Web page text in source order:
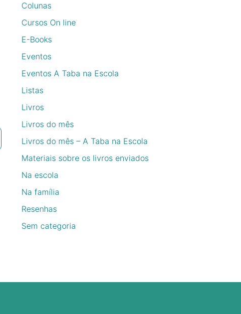
Colunas
Cursos On line
E-Books
Eventos
Eventos A Taba na Escola
Listas
Livros
Livros do mês
Livros do mês – A Taba na Escola
Materiais sobre os livros enviados
Na escola
Na família
Resenhas
Sem categoria